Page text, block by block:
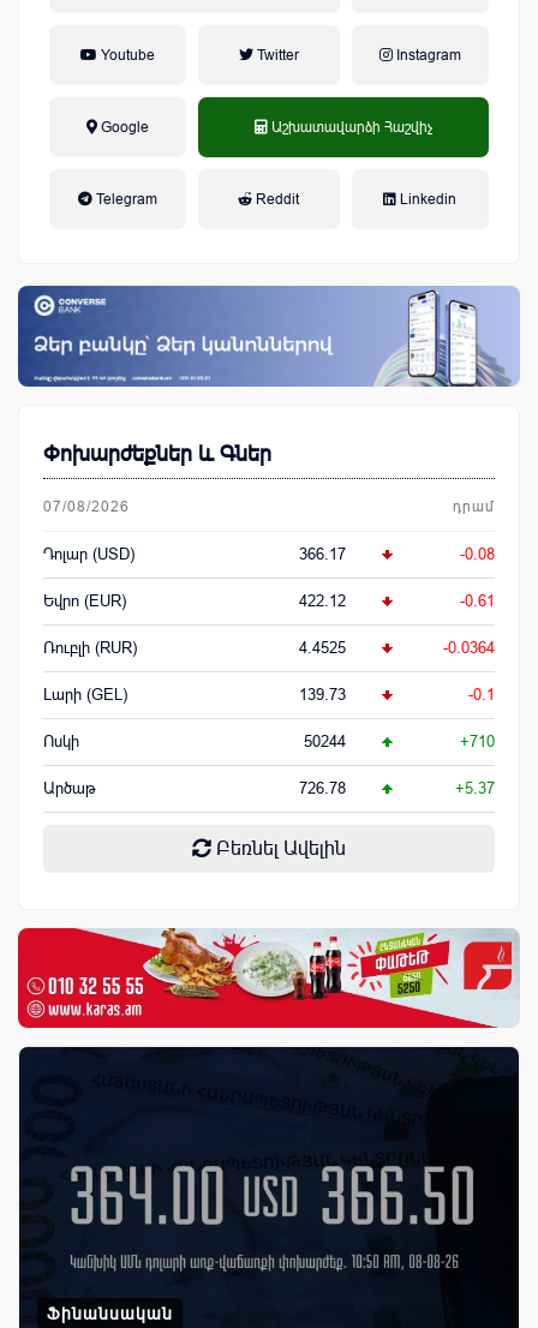
Youtube Twitter Instagram
Google Աշխատավարձի Հաշվիչ
Telegram Reddit Linkedin
Փոխարժեքներ և Գներ
07/08/2026 դրամ
Դոլար (USD) 366.17 -0.08
Եվրո (EUR) 422.12 -0.61
Ռուբլի (RUR) 4.4525 -0.0364
Լարի (GEL) 139.73 -0.1
Ոսկի 50244 +710
Արծաթ 726.78 +5.37
Բեռնել Ավելին
Ֆինանսական